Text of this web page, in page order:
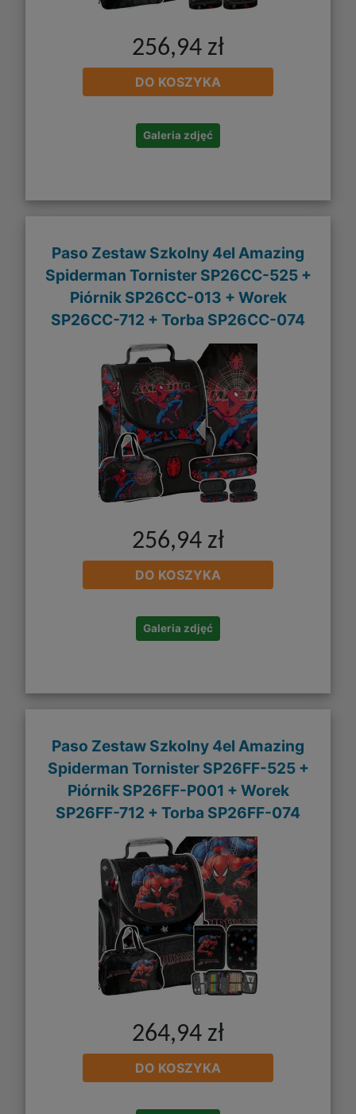
256,94 zł
DO KOSZYKA
Galeria zdjęć
Paso Zestaw Szkolny 4el Amazing
Spiderman Tornister SP26CC-525 +
Piórnik SP26CC-013 + Worek
SP26CC-712 + Torba SP26CC-074
256,94 zł
DO KOSZYKA
Galeria zdjęć
Paso Zestaw Szkolny 4el Amazing
Spiderman Tornister SP26FF-525 +
Piórnik SP26FF-P001 + Worek
SP26FF-712 + Torba SP26FF-074
264,94 zł
DO KOSZYKA